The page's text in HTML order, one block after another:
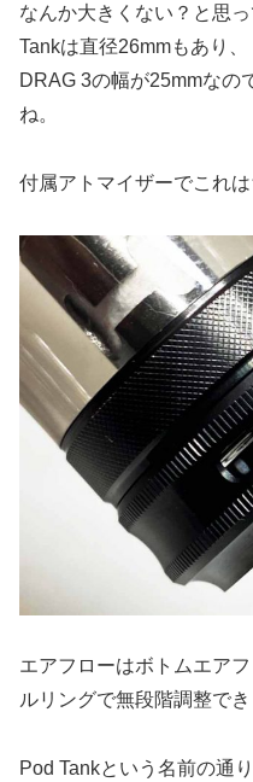
なんか大きくない？と思
Tankは直径26mmもあり、
DRAG 3の幅が25mmなの
ね。
付属アトマイザーでこれ
エアフローはボトムエア
ルリングで無段階調整でき
Pod Tankという名前の通り